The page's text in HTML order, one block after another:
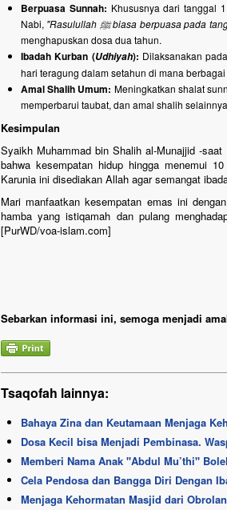
Berpuasa Sunnah: Khususnya dari tanggal
Nabi, "Rasulullah ﷺbiasa berpuasa pada
menghapuskan dosa dua tahun.
Ibadah Kurban (Udhiyah): Dilaksanakan pada
hari teragung dalam setahun di mana
Amal Shalih Umum: Meningkatkan shalat
memperbarui taubat, dan amal shalih
Kesimpulan
Syaikh Muhammad bin Shalih al-Munajjid -
bahwa kesempatan hidup hingga menemui
Karunia ini disediakan Allah agar semangat
Mari manfaatkan kesempatan emas ini
hamba yang istiqamah dan pulang
[PurWD/voa-islam.com]
Sebarkan informasi ini, semoga menjadi
Tsaqofah lainnya:
Bahaya Zina dan Keutamaan Menjaga
Dosa Kecil bisa Menjadi Pembinasa.
Memberi Nama Anak ''Abdul Mu’thi''
Cela Pendosa dan Bangga Diri Dengan
Menjaga Kehormatan Masjid dari